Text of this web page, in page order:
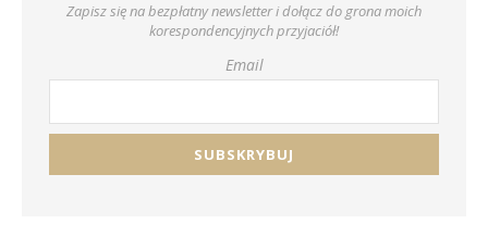
Zapisz się na bezpłatny newsletter i dołącz do grona moich
korespondencyjnych przyjaciół!
Email